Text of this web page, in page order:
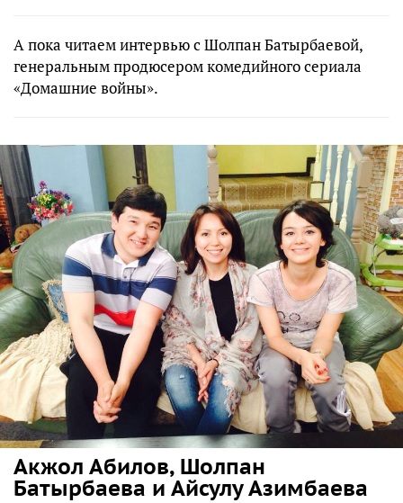
А пока читаем интервью с Шолпан Батырбаевой,
генеральным продюсером комедийного сериала
«Домашние войны».
Акжол Абилов, Шолпан
Батырбаева и Айсулу Азимбаева